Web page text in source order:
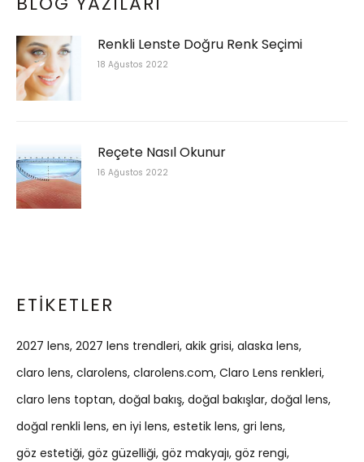
Renkli Lenste Doğru Renk Seçimi
18 Ağustos 2022
Reçete Nasıl Okunur
16 Ağustos 2022
ETIKETLER
2027 lens 2027 lens trendleri akik grisi alaska lens
claro lens clarolens clarolens.com Claro Lens renkleri
claro lens toptan doğal bakış doğal bakışlar doğal lens
doğal renkli lens en iyi lens estetik lens gri lens
göz estetiği göz güzelliği göz makyajı göz rengi